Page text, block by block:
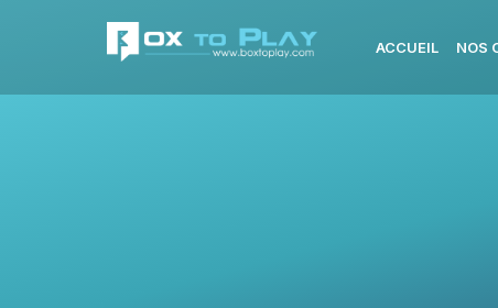
ACCUEIL NOS